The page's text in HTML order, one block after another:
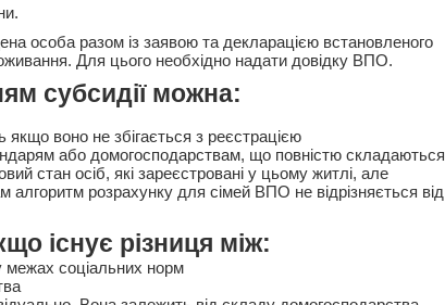
особа разом із заявою та декларацією встановленого
Для цього необхідно надати довідку ВПО.
субсидії можна:
воно не збігається з реєстрацією
або домогосподарствам, що повністю складаються
стан осіб, які зареєстровані у цьому житлі, але
розрахунку для сімей ВПО не відрізняється від
існує різниця між:
межах соціальних норм